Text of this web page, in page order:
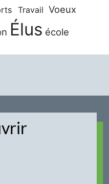
Travail Voeux
Élus école